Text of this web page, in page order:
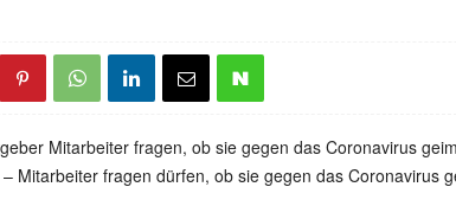
Mitarbeiter fragen, ob sie gegen das Coronavirus
Mitarbeiter fragen dürfen, ob sie gegen das Coronavirus